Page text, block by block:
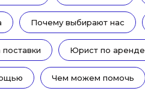
Почему выбирают нас
Юрист по аренде
Чем можем помочь